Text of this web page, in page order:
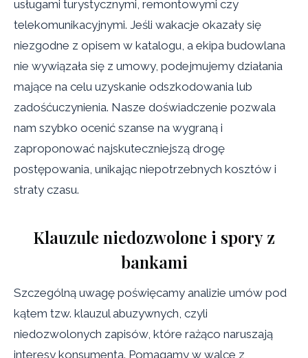
usługami turystycznymi, remontowymi czy
telekomunikacyjnymi. Jeśli wakacje okazały się
niezgodne z opisem w katalogu, a ekipa budowlana
nie wywiązała się z umowy, podejmujemy działania
mające na celu uzyskanie odszkodowania lub
zadośćuczynienia. Nasze doświadczenie pozwala
nam szybko ocenić szanse na wygraną i
zaproponować najskuteczniejszą drogę
postępowania, unikając niepotrzebnych kosztów i
straty czasu.
Klauzule niedozwolone i spory z
bankami
Szczególną uwagę poświęcamy analizie umów pod
kątem tzw. klauzul abuzywnych, czyli
niedozwolonych zapisów, które rażąco naruszają
interesy konsumenta. Pomagamy w walce z